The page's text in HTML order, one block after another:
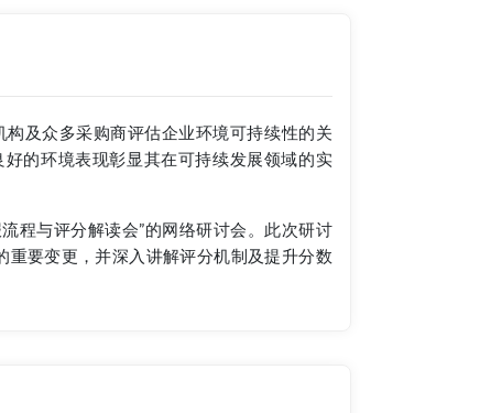
及众多采购商评估企业环境可持续性的关
的环境表现彰显其在可持续发展领域的实
程与评分解读会”的网络研讨会。此次研讨
要变更，并深入讲解评分机制及提升分数